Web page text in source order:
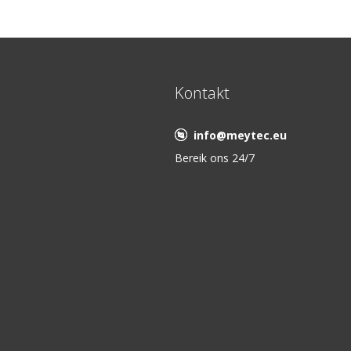
Kontakt
info@meytec.eu
Bereik ons 24/7